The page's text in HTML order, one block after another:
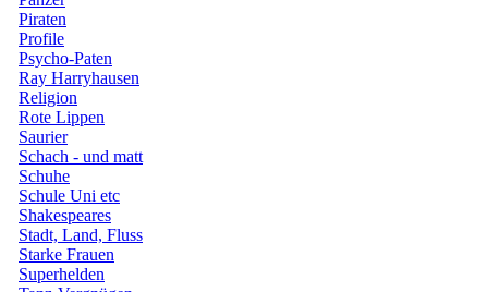
Piraten
Profile
Psycho-Paten
Ray Harryhausen
Religion
Rote Lippen
Saurier
Schach - und matt
Schuhe
Schule Uni etc
Shakespeares
Stadt, Land, Fluss
Starke Frauen
Superhelden